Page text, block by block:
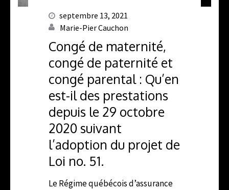
septembre 13, 2021
Marie-Pier Cauchon
Congé de maternité,
congé de paternité et
congé parental : Qu’en
est-il des prestations
depuis le 29 octobre
2020 suivant
l’adoption du projet de
Loi no. 51.
Le Régime québécois d’assurance